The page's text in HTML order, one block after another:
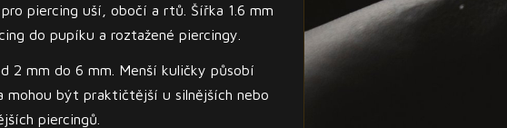
piercing uší, obočí a rtů. Šířka 1.6 mm
do pupíku a roztažené piercingy.
2 mm do 6 mm. Menší kuličky působí
být praktičtější u silnějších nebo
piercingů.